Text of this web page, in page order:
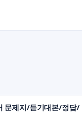
문제지/듣기대본/정답/